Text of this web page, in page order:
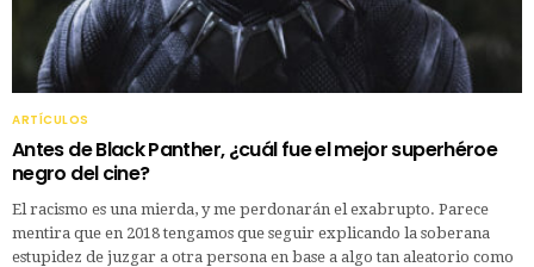
ARTÍCULOS
Antes de Black Panther, ¿cuál fue el mejor superhéroe
negro del cine?
El racismo es una mierda, y me perdonarán el exabrupto. Parece
mentira que en 2018 tengamos que seguir explicando la soberana
estupidez de juzgar a otra persona en base a algo tan aleatorio como